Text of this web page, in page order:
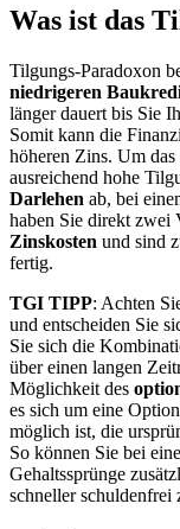
Was ist das
Tilgungs-Paradoxon
niedrigeren
länger dauert bis Sie
Somit kann die
höheren Zins. Um das
ausreichend hohe
Darlehen ab, bei
haben Sie direkt zwei
Zinskosten und sind
fertig.
TGI TIPP: Achten
und entscheiden Sie
Sie sich die
über einen langen
Möglichkeit des
es sich um eine
möglich ist, die
So können Sie bei
Gehaltssprünge
schneller schuldenfrei